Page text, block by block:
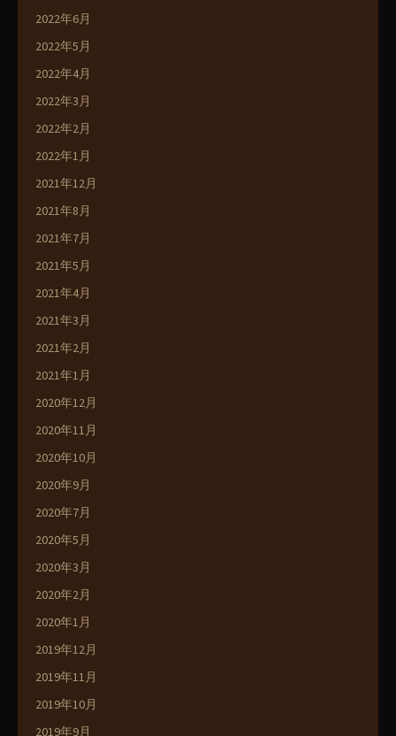
2022年6月
2022年5月
2022年4月
2022年3月
2022年2月
2022年1月
2021年12月
2021年8月
2021年7月
2021年5月
2021年4月
2021年3月
2021年2月
2021年1月
2020年12月
2020年11月
2020年10月
2020年9月
2020年7月
2020年5月
2020年3月
2020年2月
2020年1月
2019年12月
2019年11月
2019年10月
2019年9月